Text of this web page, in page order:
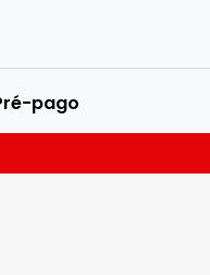
pago